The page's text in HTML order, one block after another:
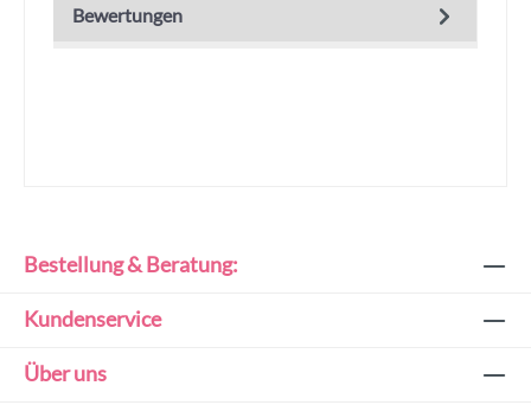
Bewertungen
Bestellung & Beratung:
Kundenservice
Über uns